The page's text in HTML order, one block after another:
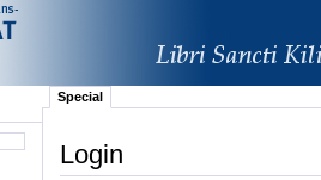
Special
Login